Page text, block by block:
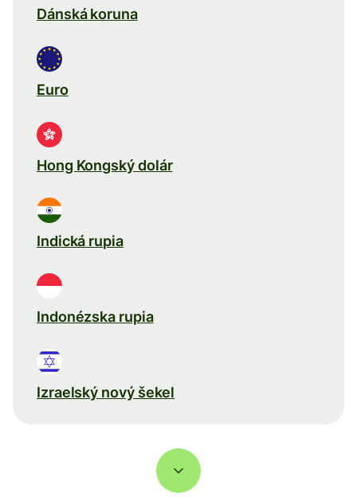
Dánská koruna
Euro
Hong Kongský dolár
Indická rupia
Indonézska rupia
Izraelský nový šekel